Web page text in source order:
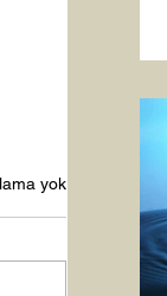
yok